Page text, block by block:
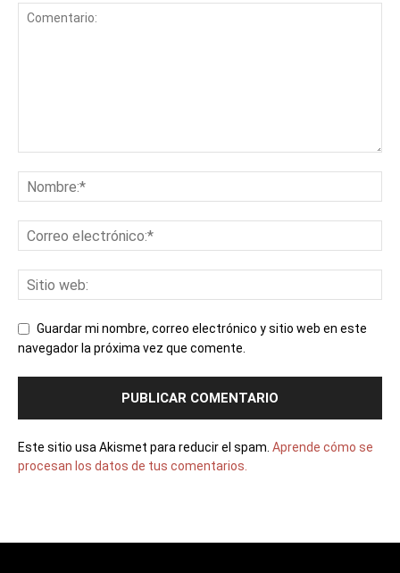
Guardar mi nombre, correo electrónico y sitio web en este
navegador la próxima vez que comente.
Este sitio usa Akismet para reducir el spam. Aprende cómo se
procesan los datos de tus comentarios.